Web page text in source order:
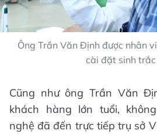
Ông Trần Văn Định được nhân
cài đặt sinh trắc
Cũng như ông Trần Văn
khách hàng lớn tuổi,
nghệ đã đến trực tiếp trụ sở